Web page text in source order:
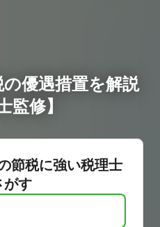
優遇措置を解説
監修】
節税に強い税理士
がす